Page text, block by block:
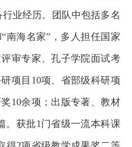
行业经历。团队中包括多名
“南海名家” ，多人担任国家
审专家、孔子学院面试考
项目 10项、省部级科研项
10余项；出版专著、教材
。获批1 门省级一流本科课